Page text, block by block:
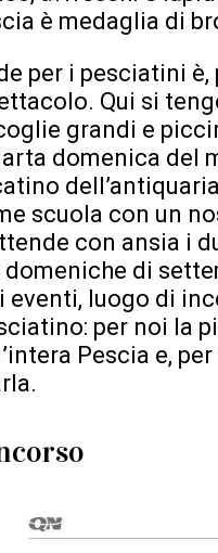
è medaglia di
per i pesciatini
Qui si
grandi e
domenica del
scuola con un
con ansia i
di
eventi, luogo di
per noi la
Pescia e,